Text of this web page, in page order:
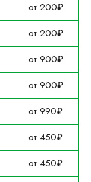
от 200₽
от 200₽
от 900₽
от 900₽
от 990₽
от 450₽
от 450₽